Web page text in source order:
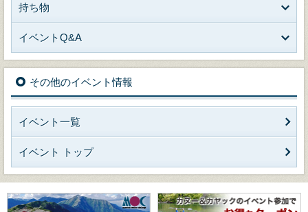
持ち物
イベントQ&A
その他のイベント情報
イベント一覧
イベント トップ